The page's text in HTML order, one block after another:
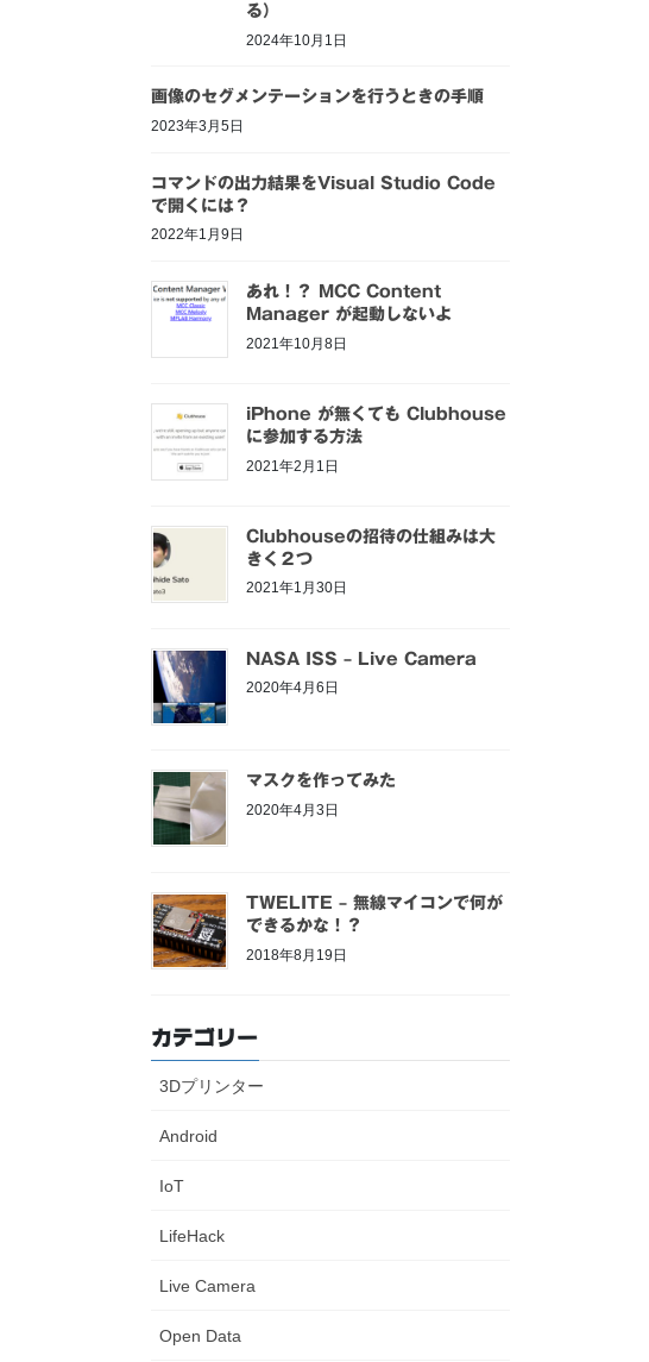
る）
2024年10月1日
画像のセグメンテーションを行うときの手順
2023年3月5日
コマンドの出力結果をVisual Studio Code
で開くには？
2022年1月9日
あれ！？ MCC Content
Manager が起動しないよ
2021年10月8日
iPhone が無くても Clubhouse
に参加する方法
2021年2月1日
Clubhouseの招待の仕組みは大
きく２つ
2021年1月30日
NASA ISS – Live Camera
2020年4月6日
マスクを作ってみた
2020年4月3日
TWELITE – 無線マイコンで何が
できるかな！？
2018年8月19日
カテゴリー
3Dプリンター
Android
IoT
LifeHack
Live Camera
Open Data